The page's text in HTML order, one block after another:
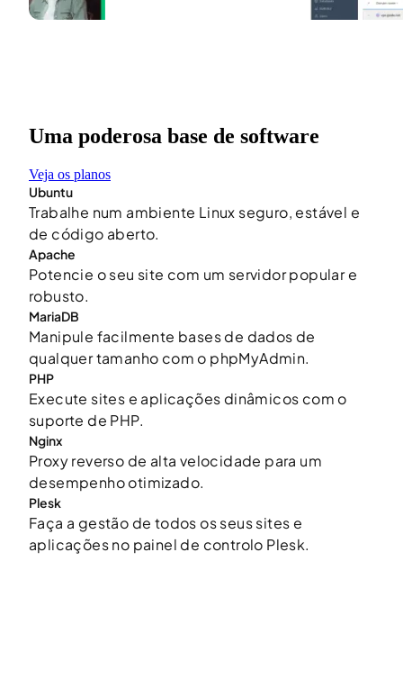
Uma poderosa base de software
Veja os planos
Ubuntu
Trabalhe num ambiente Linux seguro, estável e
de código aberto.
Apache
Potencie o seu site com um servidor popular e
robusto.
MariaDB
Manipule facilmente bases de dados de
qualquer tamanho com o phpMyAdmin.
PHP
Execute sites e aplicações dinâmicos com o
suporte de PHP.
Nginx
Proxy reverso de alta velocidade para um
desempenho otimizado.
Plesk
Faça a gestão de todos os seus sites e
aplicações no painel de controlo Plesk.